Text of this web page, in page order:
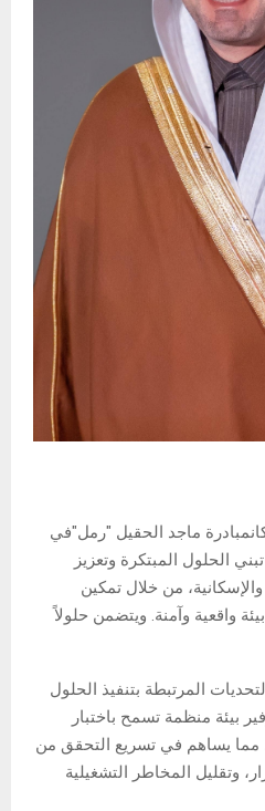
ماجد الحقيل "رمل"في
الحلول المبتكرة وتعزيز
من خلال تمكين
واقعية وآمنة. ويتضمن حلولاً
المرتبطة بتنفيذ الحلول
بيئة منظمة تسمح باختبار
مما يساهم في تسريع التحقق من
وتقليل المخاطر التشغيلية